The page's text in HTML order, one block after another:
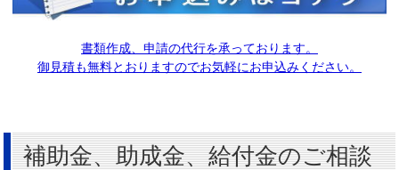
書類作成、申請の代行を承っております。
御見積も無料とおりますのでお気軽にお申込みください。
補助金、助成金、給付金のご相談